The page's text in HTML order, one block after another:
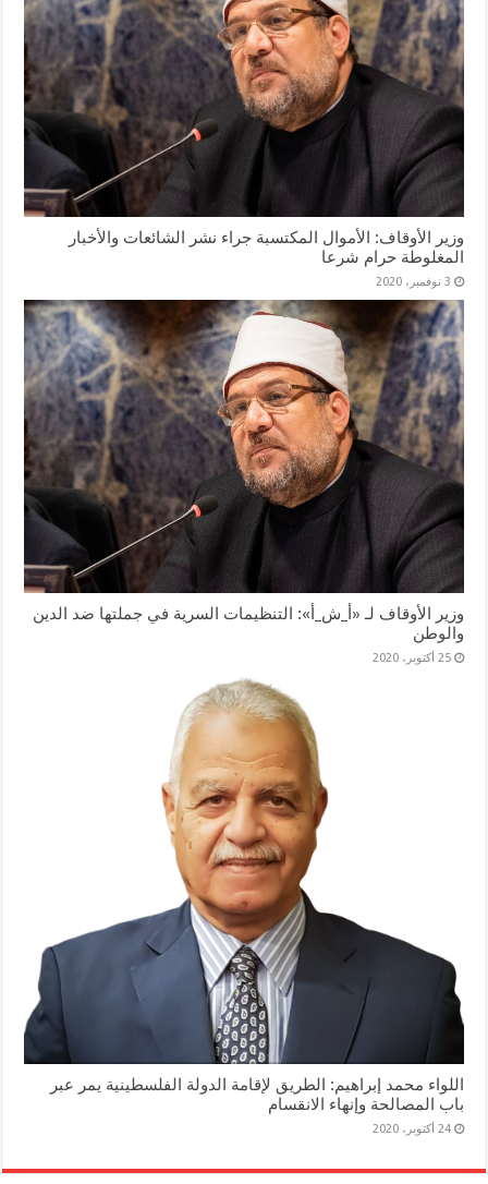
وزير الأوقاف: الأموال المكتسبة جراء نشر الشائعات والأخبار
المغلوطة حرام شرعا
3 نوفمبر، 2020
وزير الأوقاف لـ «أ_ش_أ»: التنظيمات السرية في جملتها ضد الدين
والوطن
25 أكتوبر، 2020
اللواء محمد إبراهيم: الطريق لإقامة الدولة الفلسطينية يمر عبر
باب المصالحة وإنهاء الانقسام
24 أكتوبر، 2020